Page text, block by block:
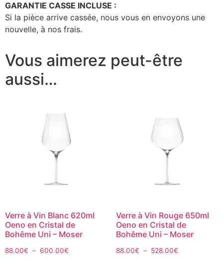
GARANTIE CASSE INCLUSE :
Si la pièce arrive cassée, nous vous en envoyons une
nouvelle, à nos frais.
Vous aimerez peut-être
aussi…
Verre à Vin Blanc 620ml
Oeno en Cristal de
Bohême Uni – Moser
88.00€ – 600.00€
Verre à Vin Rouge 650ml
Oeno en Cristal de
Bohême Uni – Moser
88.00€ – 528.00€